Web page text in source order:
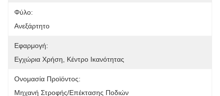
Φύλο:
Ανεξάρτητο
Εφαρμογή:
Εγχώρια Χρήση, Κέντρο Ικανότητας
Ονομασία Προϊόντος:
Μηχανή Στροφής/επέκτασης Ποδιών